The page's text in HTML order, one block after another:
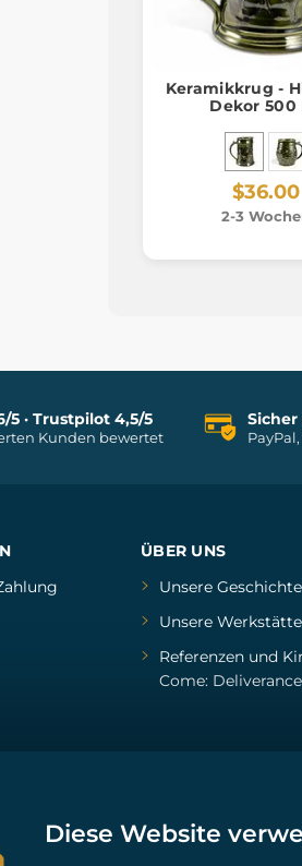
Keramikkrug -
Dekor 500
$36.00
2-3
5 · Trustpilot 4,5/5
Kunden bewertet
ÜBER UNS
Unsere Geschichte
Unsere
Referenzenund
Come: Deliverance
Diese Website